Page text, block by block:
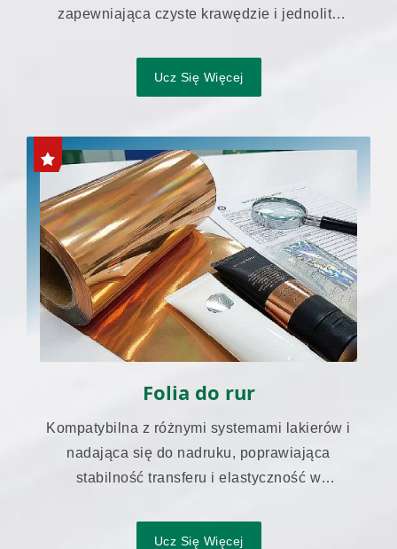
zapewniająca czyste krawędzie i jednolity
Ucz Się Więcej
Folia do rur
Kompatybilna z różnymi systemami lakierów i
nadająca się do nadruku, poprawiająca
stabilność transferu i elastyczność w
Ucz Się Więcej